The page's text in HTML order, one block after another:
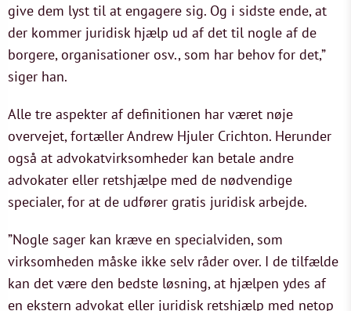
give dem lyst til at engagere sig. Og i sidste ende, at
der kommer juridisk hjælp ud af det til nogle af de
borgere, organisationer osv., som har behov for det,”
siger han.
Alle tre aspekter af definitionen har været nøje
overvejet, fortæller Andrew Hjuler Crichton. Herunder
også at advokatvirksomheder kan betale andre
advokater eller retshjælpe med de nødvendige
specialer, for at de udfører gratis juridisk arbejde.
”Nogle sager kan kræve en specialviden, som
virksomheden måske ikke selv råder over. I de tilfælde
kan det være den bedste løsning, at hjælpen ydes af
en ekstern advokat eller juridisk retshjælp med netop